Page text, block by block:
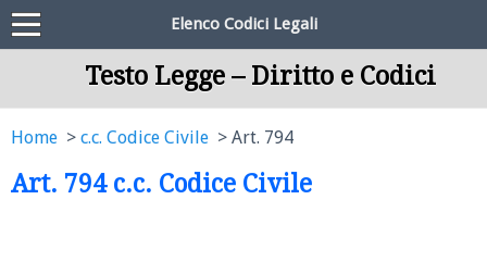
Elenco Codici Legali
Testo Legge – Diritto e Codici
Home c.c. Codice Civile Art. 794
Art. 794 c.c. Codice Civile